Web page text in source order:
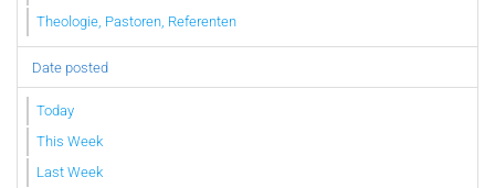
Theologie, Pastoren, Referenten
Date posted
Today
This Week
Last Week